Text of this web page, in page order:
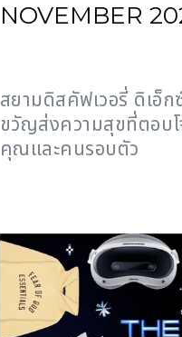
NOVEMBER
สยามดิสคัฟเวอรี่ ดิเอ็ก
ขวัญส่งความสุขที่ตอบ
คุณและคนรอบตัว